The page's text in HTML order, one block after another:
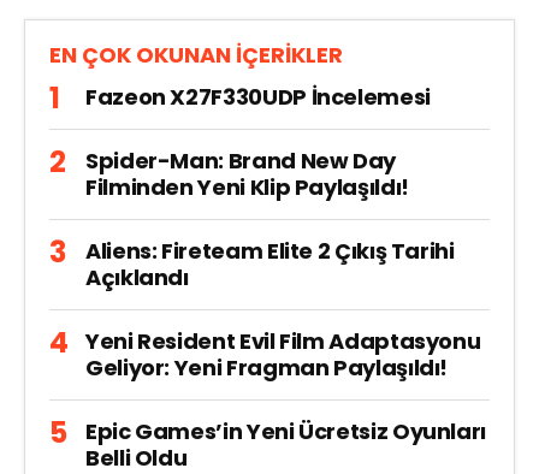
EN ÇOK OKUNAN İÇERİKLER
Fazeon X27F330UDP İncelemesi
Spider-Man: Brand New Day
Filminden Yeni Klip Paylaşıldı!
Aliens: Fireteam Elite 2 Çıkış Tarihi
Açıklandı
Yeni Resident Evil Film Adaptasyonu
Geliyor: Yeni Fragman Paylaşıldı!
Epic Games’in Yeni Ücretsiz Oyunları
Belli Oldu